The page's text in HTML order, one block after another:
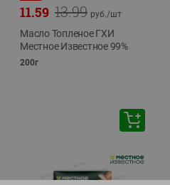
13.99
11.59 руб./шт
Масло Топленое ГХИ
Местное Известное 99%
200г